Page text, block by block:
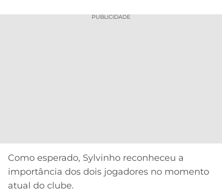
APOSTAS
ATLÉTICO
CRUZEIRO
PUBLICIDADE
Como esperado, Sylvinho reconheceu a
importância dos dois jogadores no momento
atual do clube.